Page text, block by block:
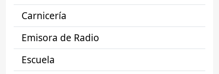
Carnicería
Emisora de Radio
Escuela